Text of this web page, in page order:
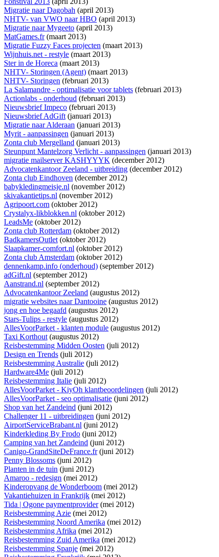
Migratie naar Dagobah (april 2013)
NHTV- van VWO naar HBO (april 2013)
Migratie naar Mygeeto (april 2013)
MatGames.fr(maart 2013)
Migratie Fuzzy Faces projecten (maart 2013)
Wijnhuis.net - restyle (maart 2013)
Ster in de Horeca (maart 2013)
NHTV- Storingen (Agent) (maart 2013)
NHTV- Storingen (februari 2013)
La Salamandre - optimalisatie voor tablets (februari 2013)
Actionlabs - onderhoud (februari 2013)
Nieuwsbrief Impeco (februari 2013)
Nieuwsbrief AdGift(januari 2013)
Migratie naar Alderaan (januari 2013)
Myrit - aanpassingen (januari 2013)
Zonta club Mergelland (januari 2013)
Steunpunt Mantelzorg Verlicht - aanpassingen (januari 2013)
migratie mailserver KASHYYYK (december 2012)
Advocatenkantoor Zeeland - uitbreiding (december 2012)
Zonta club Eindhoven (december 2012)
babykledingmeisje.nl (november 2012)
skivakantietips.nl (november 2012)
Agripoort.com (oktober 2012)
Crystalyx-likblokken.nl (oktober 2012)
LeadsMe (oktober 2012)
Zonta club Rotterdam (oktober 2012)
BadkamersOutlet(oktober 2012)
Slaapkamer-comfort.nl (oktober 2012)
Zonta club Amsterdam (oktober 2012)
dennenkamp.info (onderhoud) (september 2012)
adGift.nl (september 2012)
Aanstrand.nl (september 2012)
Advocatenkantoor Zeeland (augustus 2012)
migratie websites naar Dantooine (augustus 2012)
jong en hoe begaafd (augustus 2012)
Stars-Tulips - restyle (augustus 2012)
AllesVoorParket - klanten module (augustus 2012)
Taxi Korthout(augustus 2012)
Reisbestemming Midden Oosten (juli 2012)
Design en Trends (juli 2012)
Reisbestemming Australie (juli 2012)
Hardware4Me (juli 2012)
Reisbestemming Italie (juli 2012)
AllesVoorParket - KiyOh klantbeoordelingen (juli 2012)
AllesVoorParket - seo optimalisatie (juni 2012)
Shop van het Zandeind (juni 2012)
Challenger 11 - uitbreidingen (juni 2012)
AirportServiceBrabant.nl (juni 2012)
Kinderkleding By Frodo (juni 2012)
Camping van het Zandeind (juni 2012)
Canigo-GrandSiteDeFrance.fr(juni 2012)
Penny Blossoms (juni 2012)
Planten in de tuin (juni 2012)
Amaroo - redesign (mei 2012)
Kinderopvang de Wonderboom (mei 2012)
Vakantiehuizen in Frankrijk (mei 2012)
Tida | Ogone paymentprovider(mei 2012)
Reisbestemming Azie (mei 2012)
Reisbestemming Noord Amerika (mei 2012)
Reisbestemming Afrika (mei 2012)
Reisbestemming Zuid Amerika (mei 2012)
Reisbestemming Spanje (mei 2012)